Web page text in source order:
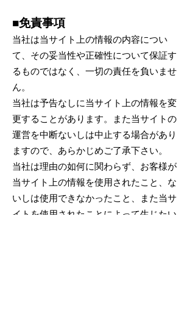
■免責事項
当社は当サイト上の情報の内容につい
て、その妥当性や正確性について保証す
るものではなく、一切の責任を負いませ
ん。
当社は予告なしに当サイト上の情報を変
更することがあります。また当サイトの
運営を中断ないしは中止する場合があり
ますので、あらかじめご了承下さい。
当社は理由の如何に関わらず、お客様が
当サイト上の情報を使用されたこと、な
いしは使用できなかったこと、また当サ
イトを使用されたことによって生じたい